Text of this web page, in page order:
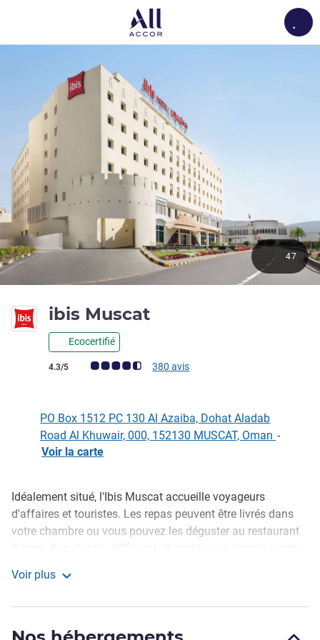
ibis Muscat
Ecocertifié
Note Avis clients (Note ALL)
4.3/5 380 avis
47
PO Box 1512 PC 130 Al Azaiba, Dohat Aladab
Road Al Khuwair, 000, 152130 MUSCAT, Oman -
Voir la carte
Description
Idéalement situé, l'Ibis Muscat accueille voyageurs
d'affaires et touristes. Les repas peuvent être livrés dans
votre chambre ou vous pouvez les déguster au restaurant
Sultan Qaboos, l'Opéra Royal, le grand Mall, l'Avenues Mall
d'Oman et l'aéroport de Mascate sont à 15 minutes.
Voir plus